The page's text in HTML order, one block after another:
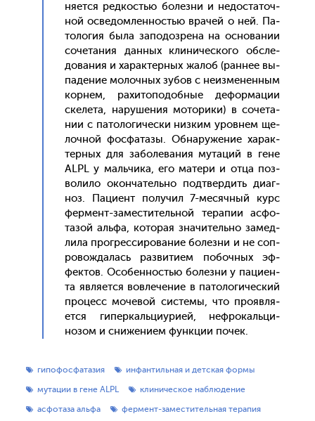
ня­ет­ся ред­костью бо­лез­ни и не­дос­та­точ­
ной ос­ве­дом­ленностью вра­чей о ней. Па­
толо­гия бы­ла за­подоз­ре­на на ос­но­вании
со­чета­ния дан­ных кли­ничес­ко­го об­сле­
дова­ния и ха­рак­терных жа­лоб (ран­нее вы­
паде­ние мо­лоч­ных зу­бов с не­из­ме­нен­ным
кор­нем, ра­хито­подоб­ные де­фор­ма­ции
ске­лета, на­руше­ния мо­тори­ки) в со­чета­
нии с па­толо­гичес­ки низ­ким уров­нем ще­
лоч­ной фос­фа­тазы. Об­на­руже­ние ха­рак­
терных для за­боле­вания му­таций в ге­не
ALPL у маль­чи­ка, его ма­тери и от­ца поз­
во­лило окон­ча­тель­но под­твер­дить ди­аг­
ноз. Па­ци­ент по­лучил 7-ме­сяч­ный курс
фер­мент-за­мес­ти­тель­ной те­рапии ас­фо­
тазой аль­фа, ко­торая зна­читель­но за­мед­
ли­ла прог­ресси­рова­ние бо­лез­ни и не соп­
ро­вож­да­лась раз­ви­ти­ем по­боч­ных эф­
фектов. Осо­бен­ностью бо­лез­ни у па­ци­ен­
та яв­ля­ет­ся вов­ле­чение в па­толо­гичес­кий
про­цесс мо­чевой сис­те­мы, что про­яв­ля­
ет­ся ги­пер­каль­ци­ури­ей, неф­ро­каль­ци­
нозом и сни­жени­ем фун­кции по­чек.
гипофосфатазия
инфантильная и детская формы
мутации в гене ALPL
клиническое наблюдение
асфотаза альфа
фермент-заместительная терапия